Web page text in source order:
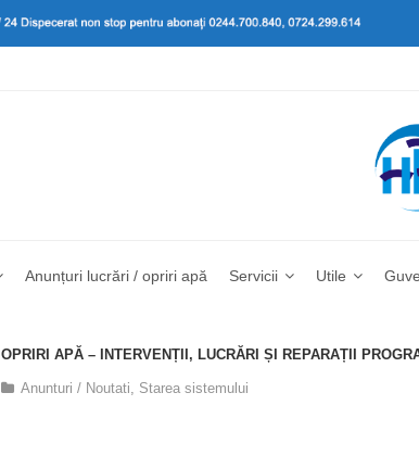
Anunțuri lucrări / opriri apă Servicii Utile
OPRIRI APĂ – INTERVENȚII, LUCRĂRI ȘI REPARAȚII
Anunturi / Noutati Starea sistemului